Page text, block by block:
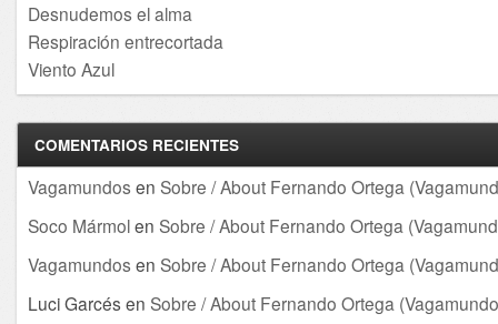
Desnudemos el alma
Respiración entrecortada
Viento Azul
COMENTARIOS RECIENTES
Vagamundos en Sobre / About Fernando Ortega
Soco Mármolen Sobre / About Fernando Ortega
Vagamundos en Sobre / About Fernando Ortega
Luci Garcés en Sobre / About Fernando Ortega